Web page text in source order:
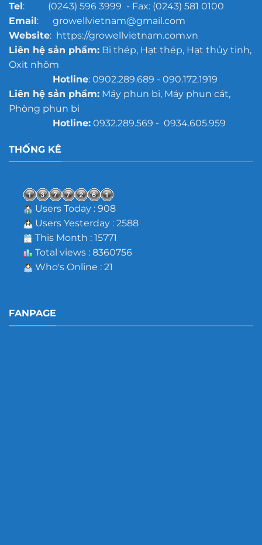
Tel: (0243) 596 3999 - Fax: (0243) 581 0100
Email: growellvietnam@gmail.com
Website: https://growellvietnam.com.vn
Liên hệ sản phẩm:Bi thép, Hạt thép, Hạt thủy tinh,
Oxit nhôm
Hotline: 0902.289.689 - 090.172.1919
Liên hệ sản phẩm:Máy phun bi, Máy phun cát,
Phòng phun bi
Hotline:0932.289.569 - 0934.605.959
THỐNG KÊ
Users Today : 908
Users Yesterday : 2588
This Month : 15771
Total views : 8360756
Who's Online : 21
FANPAGE